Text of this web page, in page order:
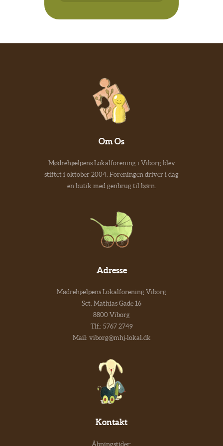
Om Os
Mødrehjælpens Lokalforening i Viborg blev
stiftet i oktober 2004. Foreningen driver i dag
en butik med genbrug til børn.
Adresse
Mødrehjælpens Lokalforening Viborg
Sct. Mathias Gade 16
8800 Viborg
Tlf.: 5767 2749
Mail: viborg@mhj-lokal.dk
Kontakt
Åbningstider: